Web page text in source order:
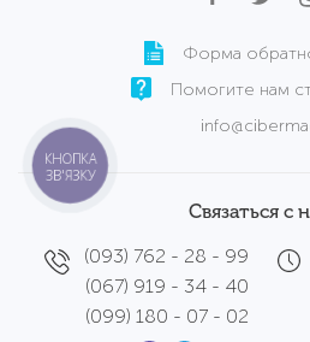
Форма
Помогите нам
Связаться с
(093) 762 - 28 - 99
(067) 919 - 34 - 40
(099) 180 - 07 - 02
КНОПКА
ЗВ'ЯЗКУ